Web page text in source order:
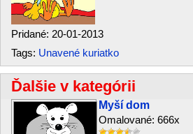
Pridané: 20-01-2013
Tags: Unavené kuriatko
Ďalšie v kategórii
Myší dom
Omalované: 666x